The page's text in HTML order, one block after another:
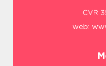
web: